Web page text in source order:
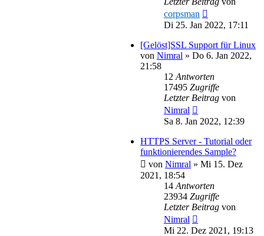
corpsman
Di 25. Jan 2022, 17:11
[Gelöst]SSL Support für Linux
von Nimral » Do 6. Jan 2022,
21:58
12 Antworten
17495 Zugriffe
Letzter Beitrag von
Nimral
Sa 8. Jan 2022, 12:39
HTTPS Server - Tutorial oder
funktionierendes Sample?
von Nimral » Mi 15. Dez
2021, 18:54
14 Antworten
23934 Zugriffe
Letzter Beitrag von
Nimral
Mi 22. Dez 2021, 19:13